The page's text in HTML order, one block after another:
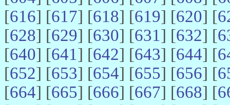
[616] [617] [618] [619] [620] [
[628] [629] [630] [631] [632] [
[640] [641] [642] [643] [644] [
[652] [653] [654] [655] [656] [
[664] [665] [666] [667] [668] [